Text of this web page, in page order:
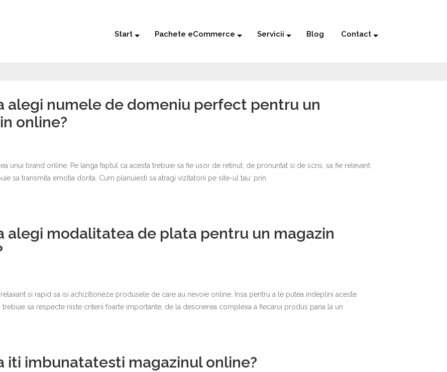
Start Pachete eCommerce Servicii Blog Contact
alegi numele de domeniu perfect pentru un
online?
unui brand online. Pe langa faptul ca acesta trebuie sa fie usor de retinut, de pronuntat si de scris, sa fie relevant
sa transmita emotia dorita. Cum planuiesti sa atragi vizitatorii pe site-ul tau: prin
alegi modalitatea de plata pentru un magazin
si rapid sa isi achizitioneze produsele de care au nevoie online. Insa pentru a le putea indeplini aceste
sa respecte niste criterii foarte importante, de la descrierea complexa a fiecarui produs pana la un
iti imbunatatesti magazinul online?